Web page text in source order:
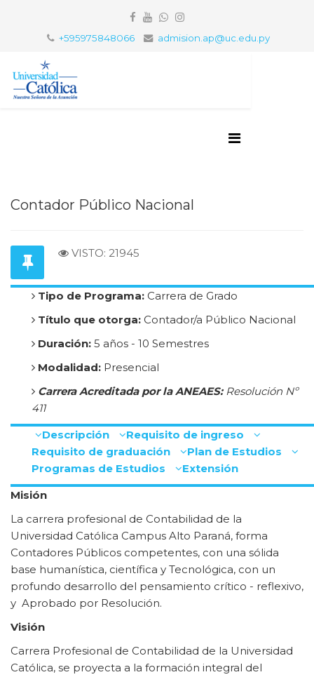
+595975848066 admision.ap@uc.edu.py
Contador Público Nacional
VISTO: 21945
Tipo de Programa: Carrera de Grado
Título que otorga: Contador/a Público Nacional
Duración: 5 años - 10 Semestres
Modalidad: Presencial
Carrera Acreditada por la ANEAES:Resolución Nº
411
Descripción
Requisito de ingreso
Requisito de graduación
Plan de Estudios
Programas de Estudios
Extensión
Misión
La carrera profesional de Contabilidad de la
Universidad Católica Campus Alto Paraná, forma
Contadores Públicos competentes, con una sólida
base humanística, científica y Tecnológica, con un
profundo desarrollo del pensamiento crítico - reflexivo,
y Aprobado por Resolución.
Visión
Carrera Profesional de Contabilidad de la Universidad
Católica, se proyecta a la formación integral del